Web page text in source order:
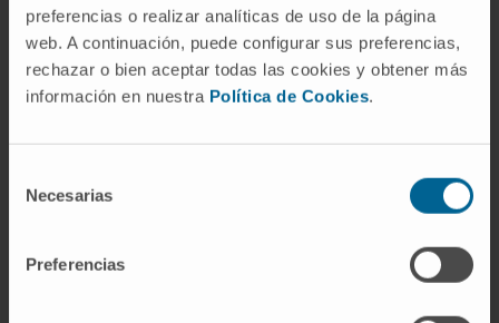
preferencias o realizar analíticas de uso de la página
web. A continuación, puede configurar sus preferencias,
rechazar o bien aceptar todas las cookies y obtener más
información en nuestra Política de Cookies.
Necesarias
Preferencias
doble enlace del anillo A del esteroide
precursor. La raíztestosteronase formó en
1935 al aislarse el compuesto en el testículo
(del latíntestis), asignándole la terminación
así como "cetona esteroide del testículo con
¿Es lo mismo dihidrotestosterona